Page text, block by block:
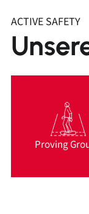
ACTIVE SAFETY
Proving